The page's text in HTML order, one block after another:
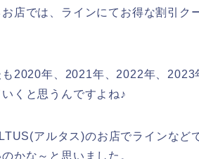
店では、ラインにてお得な割引ク
も2020年、2021年、2022年、
くと思うんですよね♪
アルタス)のお店でラインなど
かな～と思いました。